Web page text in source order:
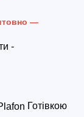
-
Готівкою